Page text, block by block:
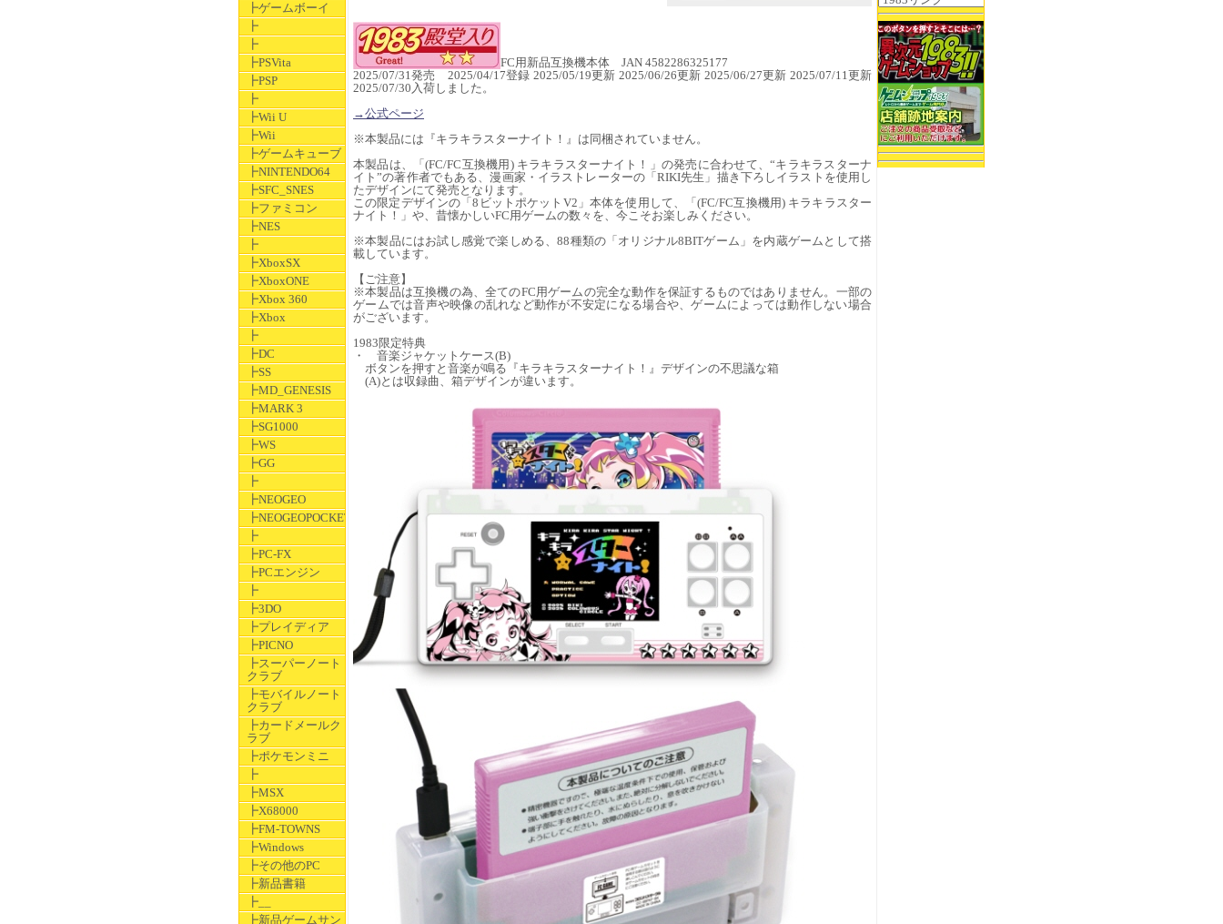
┣ゲームボーイ
┣
┣
┣PSVita
┣PSP
┣
┣Wii U
┣Wii
┣ゲームキューブ
┣NINTENDO64
┣SFC_SNES
┣ファミコン
┣NES
┣
┣XboxSX
┣XboxONE
┣Xbox 360
┣Xbox
┣
┣DC
┣SS
┣MD_GENESIS
┣MARK 3
┣SG1000
┣WS
┣GG
┣
┣NEOGEO
┣NEOGEOPOCKET
┣
┣PC-FX
┣PCエンジン
┣
┣3DO
┣プレイディア
┣PICNO
┣スーパーノート
クラブ
┣モバイルノート
クラブ
┣カードメールク
ラブ
┣ポケモンミニ
┣
┣MSX
┣X68000
┣FM-TOWNS
┣Windows
┣その他のPC
┣新品書籍
┣__
┣新品ゲームサン
FC用新品互換機本体 JAN 4582286325177
2025/07/31発売 2025/04/17登録 2025/05/19更新 2025/06/26更新 2025/06/27更新 2025/07/11更新
2025/07/30入荷しました。
→公式ページ
※本製品には『キラキラスターナイト！』は同梱されていません。
本製品は、「(FC/FC互換機用) キラキラスターナイト！」の発売に合わせて、“キラキラスターナ
イト”の著作者でもある、漫画家・イラストレーターの「RIKI先生」描き下ろしイラストを使用し
たデザインにて発売となります。
この限定デザインの「8ビットポケットV2」本体を使用して、「(FC/FC互換機用) キラキラスター
ナイト！」や、昔懐かしいFC用ゲームの数々を、今こそお楽しみください。
※本製品にはお試し感覚で楽しめる、88種類の「オリジナル8BITゲーム」を内蔵ゲームとして搭
載しています。
【ご注意】
※本製品は互換機の為、全てのFC用ゲームの完全な動作を保証するものではありません。一部の
ゲームでは音声や映像の乱れなど動作が不安定になる場合や、ゲームによっては動作しない場合
がございます。
1983限定特典
・ 音楽ジャケットケース(B)
ボタンを押すと音楽が鳴る『キラキラスターナイト！』デザインの不思議な箱
(A)とは収録曲、箱デザインが違います。